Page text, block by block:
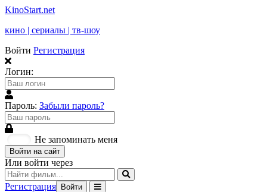
KinoStart.net
кино | сериалы | тв-шоу
Войти Регистрация
Логин:
Пароль: Забыли пароль?
Не запоминать меня
Войти на сайт
Или войти через
Регистрация Войти